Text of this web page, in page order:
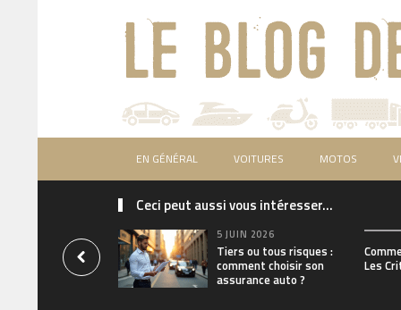
EN GÉNÉRAL VOITURES MOTOS
Ceci peut aussi vous intéresser...
5 JUIN 2026
Tiers ou tous risques :
comment choisir son
assurance auto ?
Les